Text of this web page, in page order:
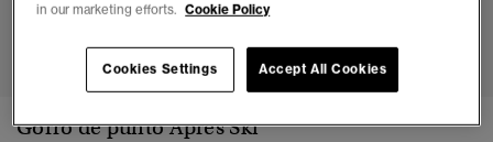
Gorro de punto Aprés Ski
in our marketing efforts. Cookie Policy
Accept All Cookies
Cookies Settings